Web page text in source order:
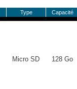
Type Capacité
Micro SD 128 Go